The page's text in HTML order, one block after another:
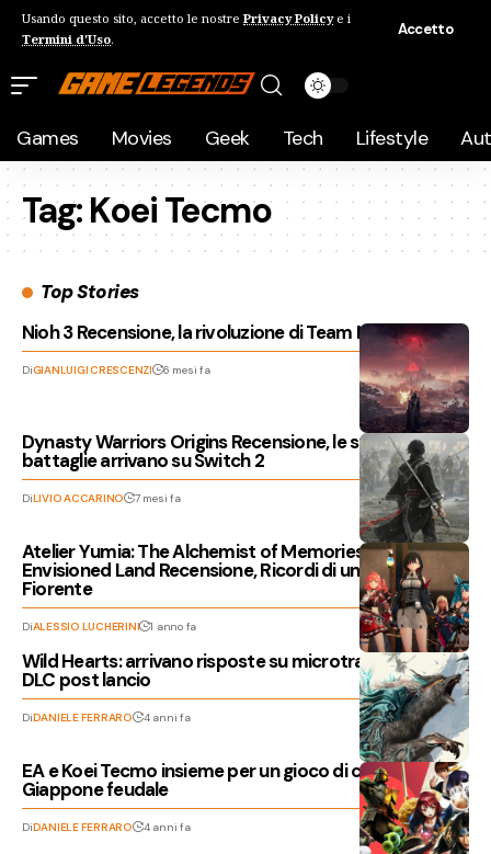
Usando questo sito, accetto le nostre Privacy Policye i
Termini d'Uso.
Accetto
Games Movies Geek Tech Lifestyle
Tag:Koei Tecmo
Top Stories
Nioh 3 Recensione, la rivoluzione di Team Ninja
DiGIANLUIGI CRESCENZI 6 mesi fa
Dynasty Warriors Origins Recensione, le storiche
battaglie arrivano su Switch 2
DiLIVIO ACCARINO 7 mesi fa
Atelier Yumia: The Alchemist of Memories & the
Envisioned Land Recensione, Ricordi di un Impero
Fiorente
DiALESSIO LUCHERINI 1 anno fa
Wild Hearts: arrivano risposte su microtransazioni e
DLC post lancio
DiDANIELE FERRARO 4 anni fa
EA e Koei Tecmo insieme per un gioco di caccia nel
Giappone feudale
DiDANIELE FERRARO 4 anni fa